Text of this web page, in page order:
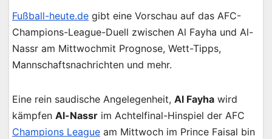
Fußball-heute.de gibt eine Vorschau auf das AFC-
Champions-League-Duell zwischen Al Fayha und Al-
Nassr am Mittwochmit Prognose, Wett-Tipps,
Mannschaftsnachrichten und mehr.
Eine rein saudische Angelegenheit, Al Fayha wird
kämpfen Al-Nassr im Achtelfinal-Hinspiel der AFC
Champions League am Mittwoch im Prince Faisal bin